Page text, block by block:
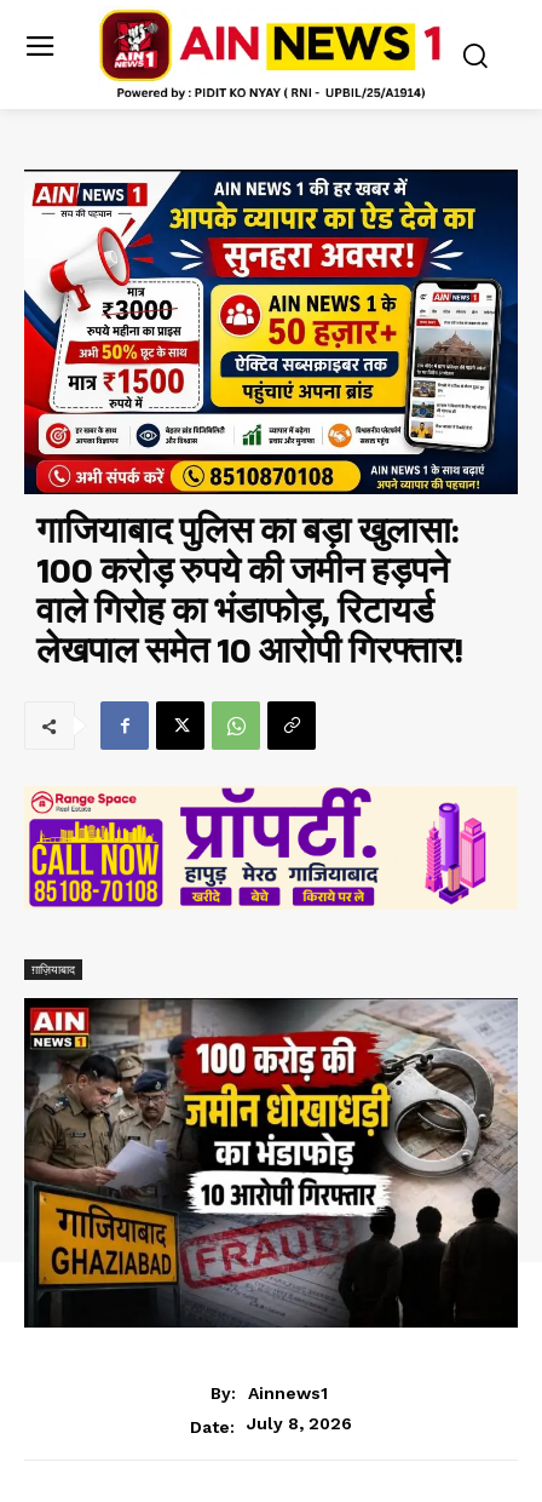
गाजियाबाद पुलिस का बड़ा खुलासा:
100 करोड़ रुपये की जमीन हड़पने
वाले गिरोह का भंडाफोड़, रिटायर्ड
लेखपाल समेत 10 आरोपी गिरफ्तार!
ग़ाज़ियाबाद
By:
Ainnews1
Date:
July 8, 2026